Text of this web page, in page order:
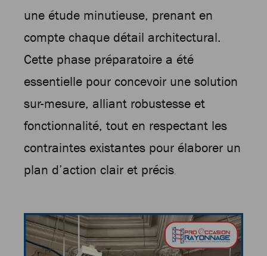
une étude minutieuse, prenant en
compte chaque détail architectural.
Cette phase préparatoire a été
essentielle pour concevoir une solution
sur-mesure, alliant robustesse et
fonctionnalité, tout en respectant les
contraintes existantes pour élaborer un
plan d’action clair et précis